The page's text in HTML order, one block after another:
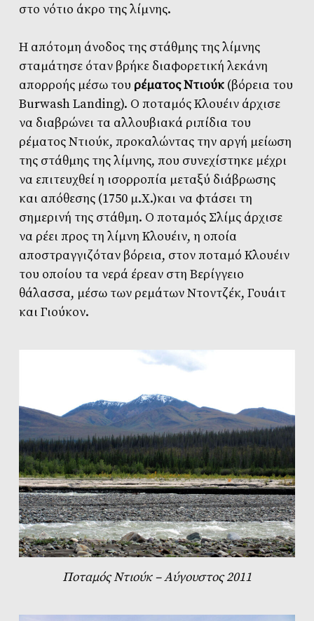
στο νότιο άκρο της λίμνης.
Η απότομη άνοδος της στάθμης της λίμνης
σταμάτησε όταν βρήκε διαφορετική λεκάνη
απορροής μέσω του ρέματος Ντιούκ(βόρεια του
Burwash Landing). Ο ποταμός Κλουέιν άρχισε
να διαβρώνει τα αλλουβιακά ριπίδια του
ρέματος Ντιούκ, προκαλώντας την αργή μείωση
της στάθμης της λίμνης, που συνεχίστηκε μέχρι
να επιτευχθεί η ισορροπία μεταξύ διάβρωσης
και απόθεσης (1750 μ.Χ.)και να φτάσει τη
σημερινή της στάθμη. Ο ποταμός Σλίμς άρχισε
να ρέει προς τη λίμνη Κλουέιν, η οποία
αποστραγγιζόταν βόρεια, στον ποταμό Κλουέιν
του οποίου τα νερά έρεαν στη Βερίγγειο
θάλασσα, μέσω των ρεμάτων Ντοντζέκ, Γουάιτ
και Γιούκον.
Ποταμός Ντιούκ – Aύγουστος 2011